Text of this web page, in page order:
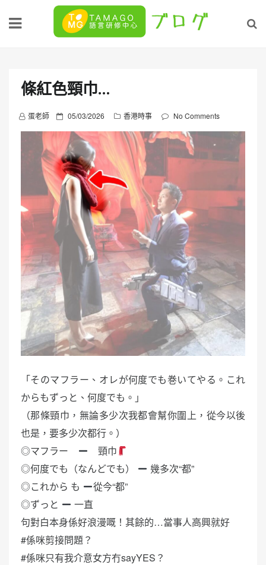
條紅色頸巾…
蛋老師
P
o
t
e
d
o
05/03/2026 香港時事 No Comments
「そのマフラー、オレが何度でも巻いてやる。これ
からもずっと、何度でも。」
（那條頸巾，無論多少次我都會幫你圍上，從今以後
也是，要多少次都行。）
◎マフラー
頸巾
◎何度でも（なんどでも）
幾多次“都”
◎これから も
從今“都”
◎ずっと
一直
句對白本身係好浪漫嘅！其餘的…當事人高興就好
#係咪剪接問題？
#係咪只有我介意女方冇sayYES？